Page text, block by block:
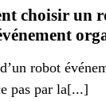
choisir un
robot
pas par la[...]